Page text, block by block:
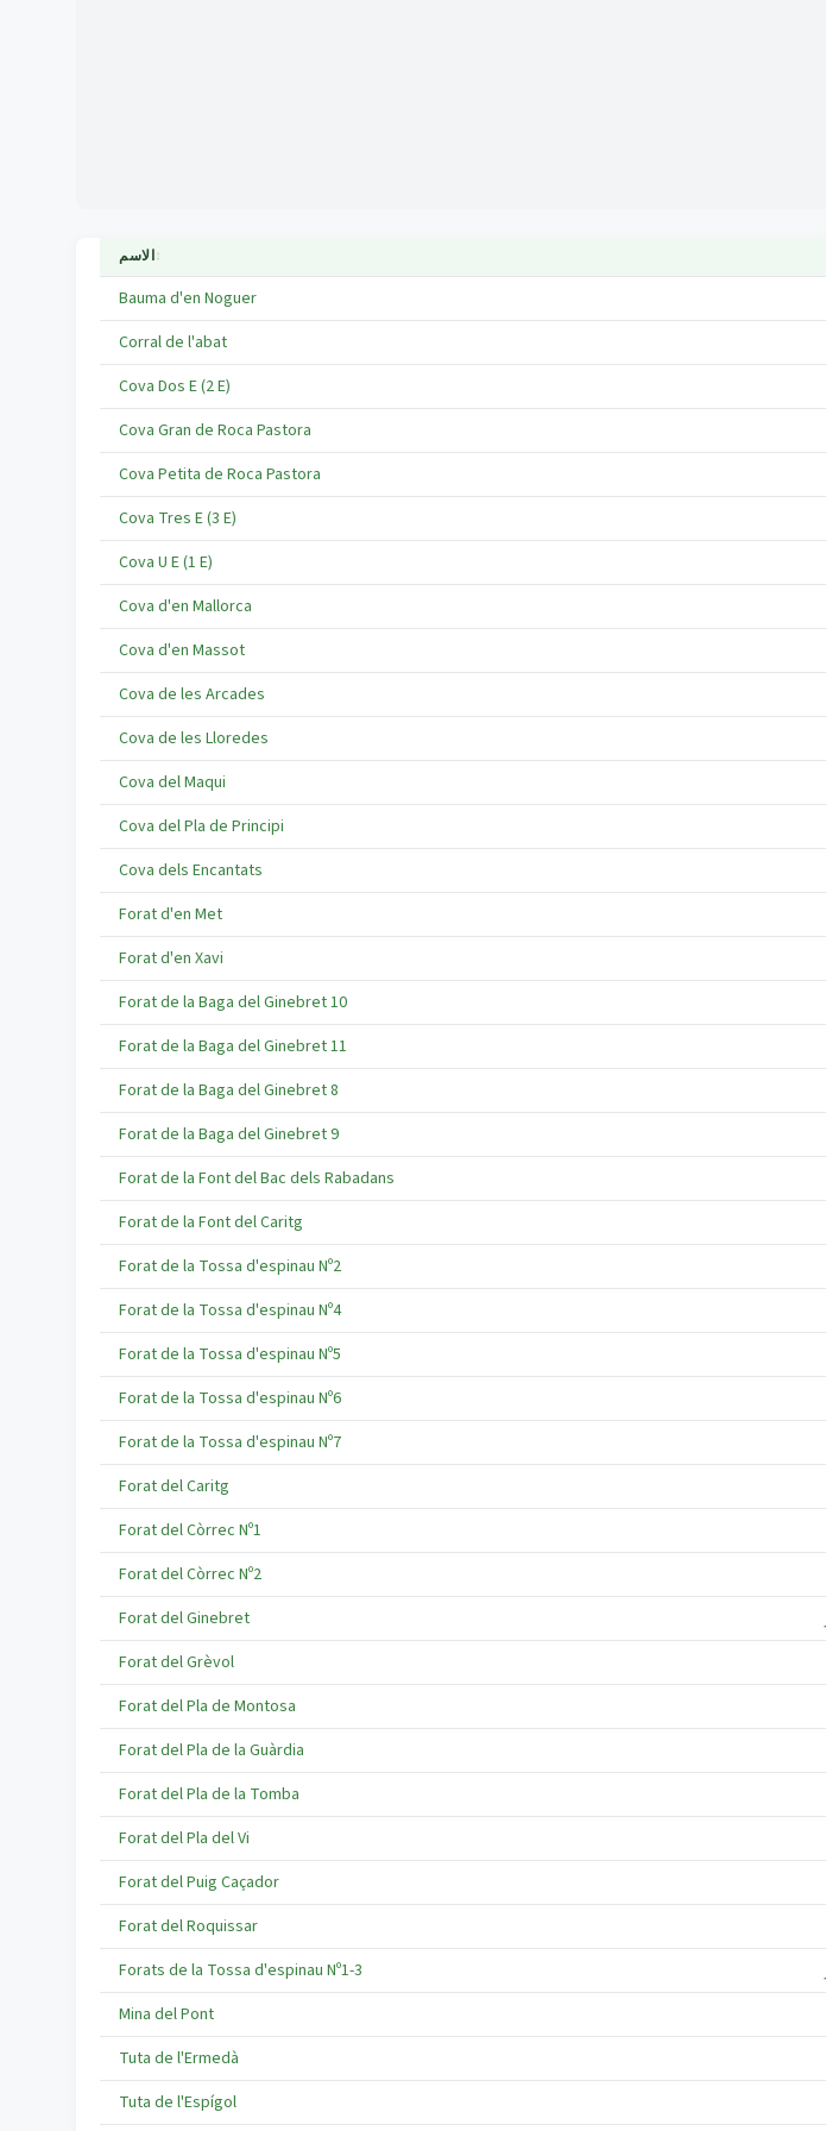
الاسم↕
Bauma d'en Noguer
Corral de l'abat
Cova Dos E (2 E)
Cova Gran de Roca Pastora
Cova Petita de Roca Pastora
Cova Tres E (3 E)
Cova U E (1 E)
Cova d'en Mallorca
Cova d'en Massot
Cova de les Arcades
Cova de les Lloredes
Cova del Maqui
Cova del Pla de Principi
Cova dels Encantats
Forat d'en Met
Forat d'en Xavi
Forat de la Baga del Ginebret 10
Forat de la Baga del Ginebret 11
Forat de la Baga del Ginebret 8
Forat de la Baga del Ginebret 9
Forat de la Font del Bac dels Rabadans
Forat de la Font del Caritg
Forat de la Tossa d'espinau Nº2
Forat de la Tossa d'espinau Nº4
Forat de la Tossa d'espinau Nº5
Forat de la Tossa d'espinau Nº6
Forat de la Tossa d'espinau Nº7
Forat del Caritg
Forat del Còrrec Nº1
Forat del Còrrec Nº2
Forat del Ginebret
Forat del Grèvol
Forat del Pla de Montosa
Forat del Pla de la Guàrdia
Forat del Pla de la Tomba
Forat del Pla del Vi
Forat del Puig Caçador
Forat del Roquissar
Forats de la Tossa d'espinau Nº1-3
Mina del Pont
Tuta de l'Ermedà
Tuta de l'Espígol